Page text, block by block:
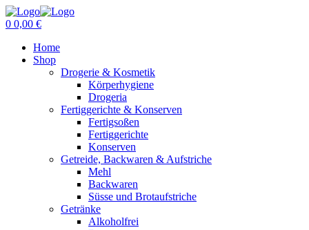
Menu
0 0,00 €
Home
Shop
Drogerie & Kosmetik
Körperhygiene
Drogeria
Fertiggerichte & Konserven
Fertigsoßen
Fertiggerichte
Konserven
Getreide, Backwaren & Aufstriche
Mehl
Backwaren
Süsse und Brotaufstriche
Getränke
Alkoholfrei